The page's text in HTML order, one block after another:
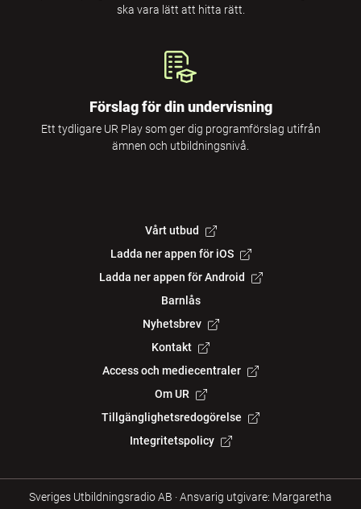
ska vara lätt att hitta rätt.
Förslag för din undervisning
Ett tydligare UR Play som ger dig programförslag utifrån
ämnen och utbildningsnivå.
Vårt utbud
Ladda ner appen för iOS
Ladda ner appen för Android
Barnlås
Nyhetsbrev
Kontakt
Access och mediecentraler
Om UR
Tillgänglighetsredogörelse
Integritetspolicy
Sveriges Utbildningsradio AB ·Ansvarig utgivare: Margaretha